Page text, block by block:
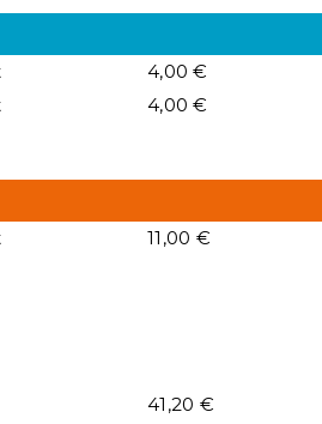
4,00 €
4,00 €
11,00 €
41,20 €